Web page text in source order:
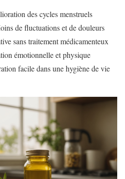
des cycles menstruels
de fluctuations et de douleurs
sans traitement médicamenteux
émotionnelle et physique
facile dans une hygiène de vie